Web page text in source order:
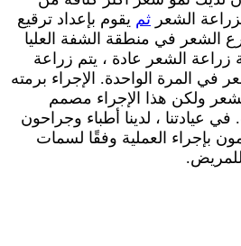
الشعر ثم يقوم بإعداد ترقيع
الشعر في منطقة الشفة العليا
زراعة الشعر عادة ، يتم زراعة
بصيلة شعر في المرة الواحدة. الإجراء برمته
ولكن هذا الإجراء مصمم
عيادتنا ، لدينا أطباء وجراحون
بإجراء العملية وفقًا لسمات
للمريض.